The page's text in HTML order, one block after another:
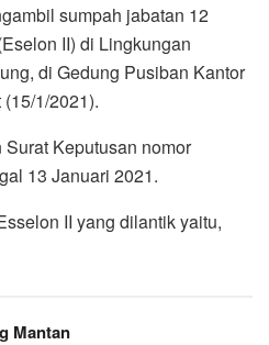
sumpah jabatan 12
II) di Lingkungan
di Gedung Pusiban Kantor
1/2021).
Keputusan nomor
13 Januari 2021.
II yang dilantik yaitu,
Mantan